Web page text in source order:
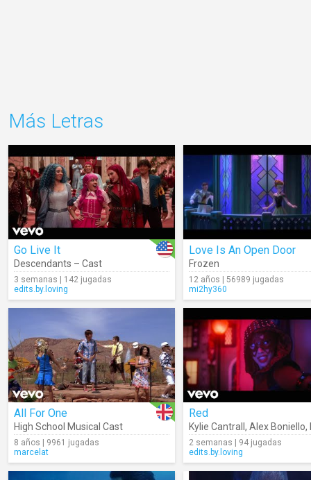
Más Letras
Go Live It
Descendants – Cast
3 semanas | 142 jugadas
edits.by.loving
Love Is An Open Door
Frozen
12 años | 56989 jugadas
mi2hy360
All For One
High School Musical Cast
8 años | 9961 jugadas
marcelat
Red
Kylie Cantrall , Alex Boniello,
2 semanas | 94 jugadas
edits.by.loving